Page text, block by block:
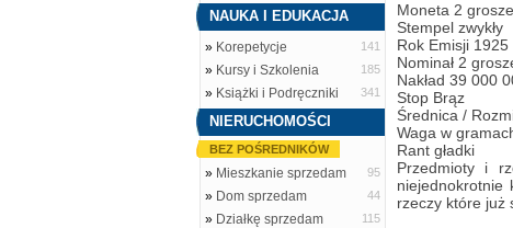
NAUKA I EDUKACJA
» Korepetycje 141
» Kursy i Szkolenia 185
» Książki i Podręczniki 341
NIERUCHOMOŚCI
BEZ POŚREDNIKÓW
» Mieszkanie sprzedam 95
» Dom sprzedam 44
» Działkę sprzedam
115
Moneta 2
Stempel zwykły
Rok Emisji 1925
Nominał 2
Nakład 39 000
Stop Brąz
Średnica /
Waga w
Rant gładki
Przedmioty i
niejednokrotnie
rzeczy które już